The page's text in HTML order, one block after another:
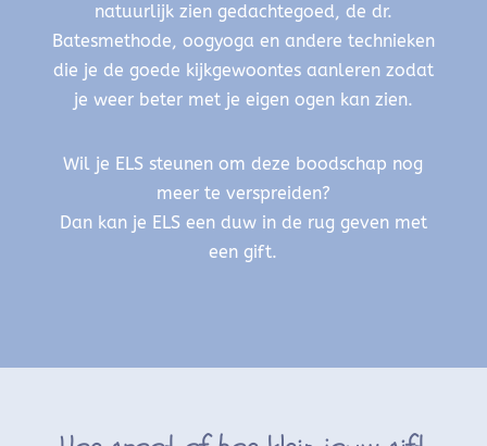
natuurlijk zien gedachtegoed, de dr.
Batesmethode, oogyoga en andere technieken
die je de goede kijkgewoontes aanleren zodat
je weer beter met je eigen ogen kan zien.
Wil je ELS steunen om deze boodschap nog
meer te verspreiden?
Dan kan je ELS een duw in de rug geven met
een gift.